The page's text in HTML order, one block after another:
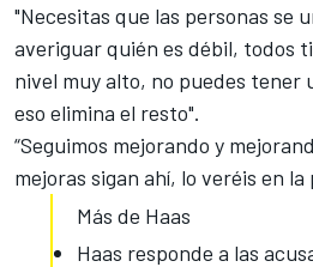
"Necesitas que las personas se
averiguar quién es débil, todos
nivel muy alto, no puedes tener
eso elimina el resto".
“Seguimos mejorando y
mejoras sigan ahí, lo veréis en la
Más de Haas
Haas responde a las